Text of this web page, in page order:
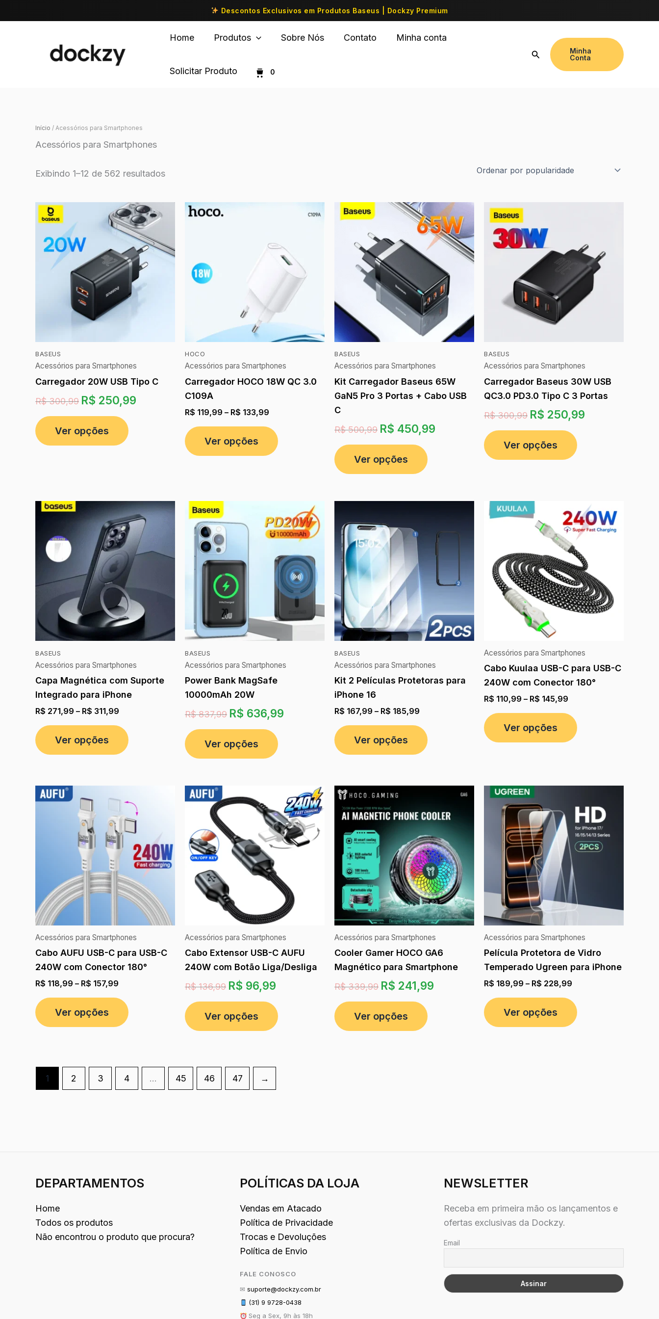
Descontos Exclusivos em Produtos Baseus | Dockzy Premium
Home Produtos Sobre Nós Contato Minha conta
Solicitar Produto 0
Minha
Conta
Início / Acessórios para Smartphones
Acessórios para Smartphones
Exibindo 1–12 de 562 resultados
BASEUS
Acessórios para Smartphones
Carregador 20W USB Tipo C
R$300,99 R$ 250,99
Ver opções
HOCO
Acessórios para Smartphones
Carregador HOCO 18W QC 3.0
C109A
R$ 119,99 – R$ 133,99
Ver opções
BASEUS
Acessórios para Smartphones
Kit Carregador Baseus 65W
GaN5 Pro 3 Portas + Cabo USB
C
R$500,99 R$ 450,99
Ver opções
BASEUS
Acessórios para Smartphones
Carregador Baseus 30W USB
QC3.0 PD3.0 Tipo C 3 Portas
R$300,99 R$ 250,99
Ver opções
BASEUS
Acessórios para Smartphones
Capa Magnética com Suporte
Integrado para iPhone
R$ 271,99 – R$ 311,99
Ver opções
BASEUS
Acessórios para Smartphones
Power Bank MagSafe
10000mAh 20W
R$837,99 R$ 636,99
Ver opções
BASEUS
Acessórios para Smartphones
Kit 2 Películas Protetoras para
iPhone 16
R$ 167,99 – R$ 185,99
Ver opções
Acessórios para Smartphones
Cabo Kuulaa USB-C para USB-C
240W com Conector 180°
R$ 110,99 – R$ 145,99
Ver opções
Acessórios para Smartphones
Cabo AUFU USB-C para USB-C
240W com Conector 180°
R$ 118,99 – R$ 157,99
Ver opções
Acessórios para Smartphones
Cabo Extensor USB-C AUFU
240W com Botão Liga/Desliga
R$136,99 R$ 96,99
Ver opções
Acessórios para Smartphones
Cooler Gamer HOCO GA6
Magnético para Smartphone
R$339,99 R$ 241,99
Ver opções
Acessórios para Smartphones
Película Protetora de Vidro
Temperado Ugreen para iPhone
R$ 189,99 – R$ 228,99
Ver opções
1 2 3 4 … 45 46 47 →
DEPARTAMENTOS
Home
Todos os produtos
Não encontrou o produto que procura?
POLÍTICAS DA LOJA
Vendas em Atacado
Política de Privacidade
Trocas e Devoluções
Política de Envio
FALE CONOSCO
✉ suporte@dockzy.com.br
(31) 9 9728-0438
Seg a Sex, 9h às 18h
NEWSLETTER
Receba em primeira mão os lançamentos e
ofertas exclusivas da Dockzy.
Email